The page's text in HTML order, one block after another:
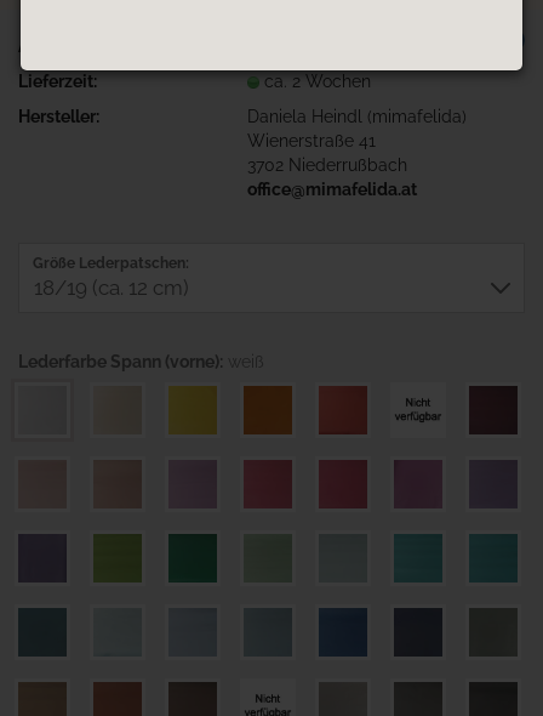
Art.Nr.:
Lieferzeit:
ca. 2 Wochen
Hersteller:
Daniela Heindl (mimafelida)
Wienerstraße 41
3702 Niederrußbach
office@mimafelida.at
Größe Lederpatschen:
Lederfarbe Spann (vorne): weiß